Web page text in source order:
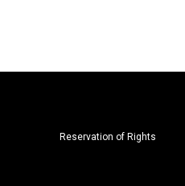
Reservation of Rights